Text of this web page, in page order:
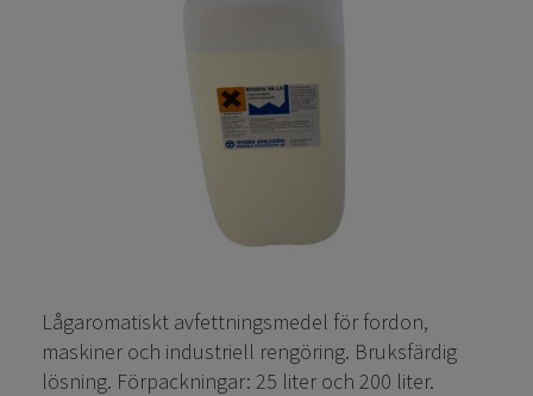
Lågaromatiskt avfettningsmedel för fordon,
maskiner och industriell rengöring. Bruksfärdig
lösning. Förpackningar: 25 liter och 200 liter.